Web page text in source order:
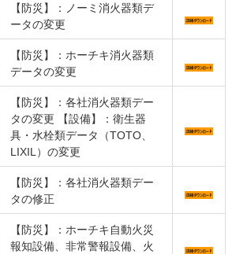
【防災】：ノーミ消火器類デ
ータの変更
【防災】：ホーチキ消火器類
データの変更
【防災】：各社消火器類デー
タの変更 【設備】：衛生器
具・水栓類データ（TOTO、
LIXIL）の変更
【防災】：各社消火器類デー
タの修正
【防災】：ホーチキ自動火災
報知設備、非常警報設備、火